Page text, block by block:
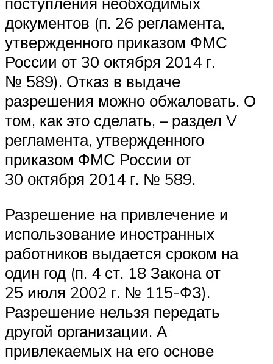
документов (п. 26 регламента,
утвержденного приказом ФМС
России от 30 октября 2014 г.
№ 589). Отказ в выдаче
разрешения можно обжаловать. О
том, как это сделать, – раздел V
регламента, утвержденного
приказом ФМС России от
30 октября 2014 г. № 589.
Разрешение на привлечение и
использование иностранных
работников выдается сроком на
один год (п. 4 ст. 18 Закона от
25 июля 2002 г. № 115-ФЗ).
Разрешение нельзя передать
другой организации. А
привлекаемых на его основе